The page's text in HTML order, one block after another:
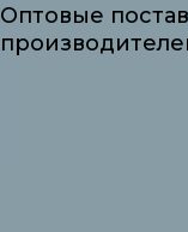
Оптовые